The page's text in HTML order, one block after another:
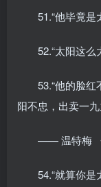
51.“他毕竟是
52.“太阳这
53.“他的脸
阳不忠，出卖一
—— 温特梅
54.“就算你